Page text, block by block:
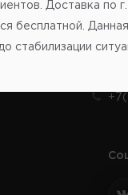
Доставка по г.
бесплатной.
стабилизации